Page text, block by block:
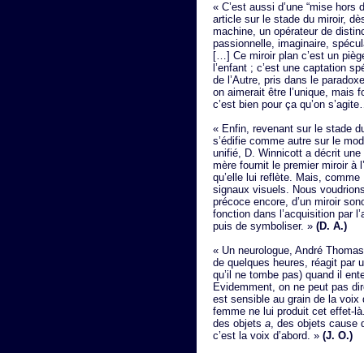
« C’est aussi d’une “mise
article sur le stade du miroir,
machine, un opérateur de
passionnelle, imaginaire,
[…] Ce miroir plan c’est un
l’enfant ; c’est une captation
de l’Autre, pris dans le
on aimerait être l’unique, mais
c’est bien pour ça qu’on
« Enfin, revenant sur le stade
s’édifie comme autre sur le
unifié, D. Winnicott a décrit
mère fournit le premier miroir à
qu’elle lui reflète. Mais,
signaux visuels. Nous
précoce encore, d’un miroir
fonction dans l’acquisition par
puis de symboliser. » (D. A.)
« Un neurologue, André
de quelques heures, réagit par
qu’il ne tombe pas) quand il
Evidemment, on ne peut pas
est sensible au grain de la voix
femme ne lui produit cet effet-
des objets a, des objets cause
c’est la voix d’abord. » (J. O.)